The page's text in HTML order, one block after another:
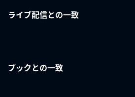
ライブ配信との一致
ブックとの一致